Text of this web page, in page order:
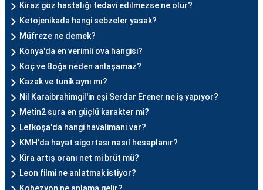
Kiraz göz hastalığı tedavi edilmezse ne olur?
Ketojenikada hangi sebzeler yasak?
Müfreze ne demek?
Konya'da en verimli ova hangisi?
Koç ve Boğa neden anlaşamaz?
Kazak ve tunik aynı mı?
Nil Karaibrahimgil'in eşi Serdar Erener ne iş yapıyor?
Metin2 sura en güçlü karakter mi?
Lefkoşa'da hangi havalimanı var?
KMH'da hayat sigortası nasıl hesaplanır?
Kira artış oranı net mi brüt mü?
Leon filmi ne anlatmak istiyor?